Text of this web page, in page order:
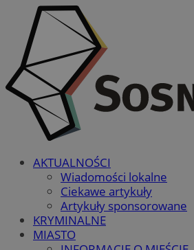
AKTUALNOŚCI
Wiadomości lokalne
Ciekawe artykuły
Artykuły sponsorowane
KRYMINALNE
MIASTO